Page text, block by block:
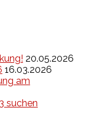
20.05.2026
16.03.2026
am
suchen